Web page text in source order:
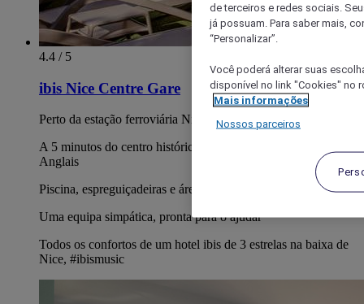
4.4 / 5
ibis Nice Centre Gare
Perto da estação ferroviária Nice Ville
A 5 minutos do centro histórico de Nice e da Promenade des
Anglais
Piscina, espreguiçadeiras e área de relaxamento
Uma equipa simpática, pronta para o ajudar
Todos os confortos de um hotel ibis de 3 estrelas na baixa de
Nice, #ibismusic
de terceiros e redes sociais.
já possuam. Para saber mais,
“Personalizar”.
Você poderá alterar suas
disponível no link "Cookies" no
Mais informações
Nossos parceiros